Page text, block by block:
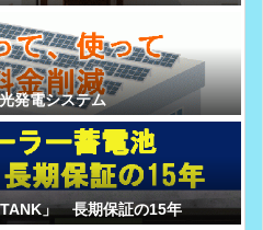
発電システム
」 長期保証の15年